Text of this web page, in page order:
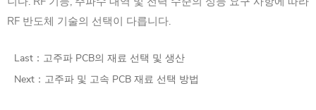
RF 반도체 기술의 선택이 다릅니다.
Last： 고주파 PCB의 재료 선택 및 생산
Next： 고주파 및 고속 PCB 재료 선택 방법